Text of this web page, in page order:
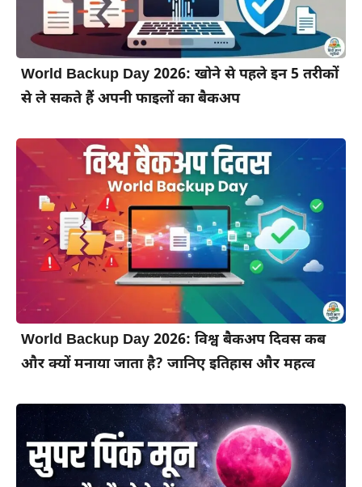
World Backup Day 2026: खोने से पहले इन 5 तरीकों
से ले सकते हैं अपनी फाइलों का बैकअप
World Backup Day 2026: विश्व बैकअप दिवस कब
और क्यों मनाया जाता है? जानिए इतिहास और महत्व